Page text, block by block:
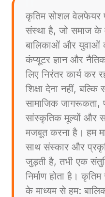
कृतिम सोशल वेलफेयर
संस्था है, जो समाज के
बालिकाओं और युवाओं को
कंप्यूटर ज्ञान और
लिए निरंतर कार्य कर
शिक्षा देना नहीं,
सामाजिक जागरूकता,
सांस्कृतिक मूल्यों और
मजबूत करना है। हम
साथ संस्कार और
जुड़ती है, तभी एक
निर्माण होता है।
के माध्यम से हम: